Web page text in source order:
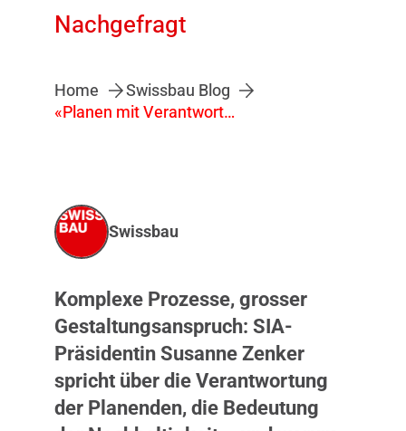
Nachgefragt
Home
Swissbau Blog
«Planen mit Verantwortung – für einen nachhaltigen und effizienten Bauprozess»
Swissbau
Komplexe Prozesse, grosser
Gestaltungsanspruch: SIA-
Präsidentin Susanne Zenker
spricht über die Verantwortung
der Planenden, die Bedeutung